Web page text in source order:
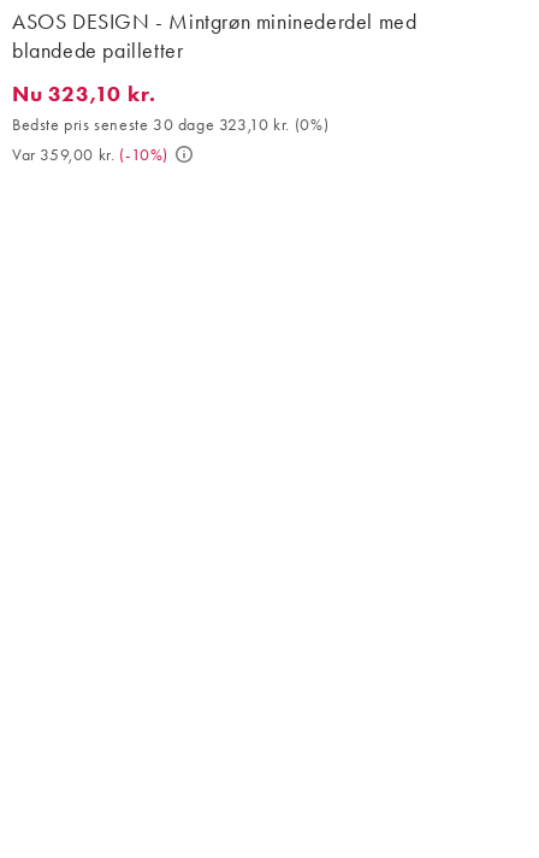
ASOS DESIGN - Mintgrøn mininederdel med
blandede pailletter
Nu 323,10 kr.. Bedste pris seneste 30 dage 323,10 kr. (0%). Var
Nu 323,10 kr.
Bedste pris seneste 30 dage 323,10 kr. (0%)
Var 359,00 kr. (-10%)